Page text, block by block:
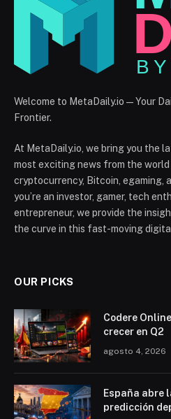
Welcome to MetaDaily.io — Your
Frontier.
At MetaDaily.io, we bring you the
most exciting news from the
cryptocurrency, Bitcoin, egaming,
you’re an investor, gamer, tech
entrepreneur, we provide the
the curve in this fast-moving
OUR PICKS
Codere
crecer en Q2
agosto 4, 2026
España abre
predicción